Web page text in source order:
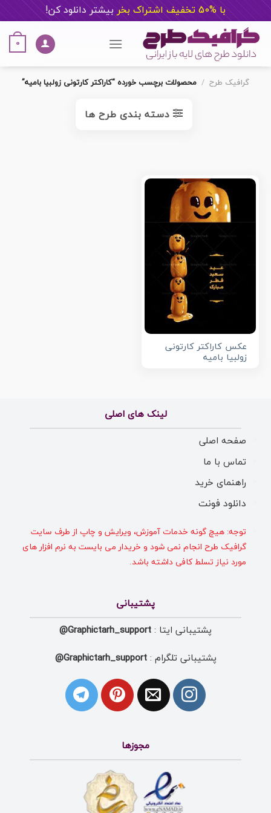
با %50 تخفیف اشتراک بخر بیشتر دانلود کن!
content
0
گرافیک طرح / محصولات برچسب خورده “کاراکتر کارتونی زولبیا بامیه”
دسته بندی طرح ها
عکس کاراکتر کارتونی
زولبیا بامیه
لینک های اصلی
صفحه اصلی
تماس با ما
راهنمای خرید
دانلود فونت
توجه: هیچ گونه خدمات آموزش، ویرایش و چاپ از طرف سایت
گرافیک طرح انجام نمی شود و خریدار می بایست به نرم افزار های
مورد نیاز تسلط کافی داشته باشد.
پشتیبانی
پشتیبانی ایتا : Graphictarh_support@
پشتیبانی تلگرام :Graphictarh_support@
مجوزها